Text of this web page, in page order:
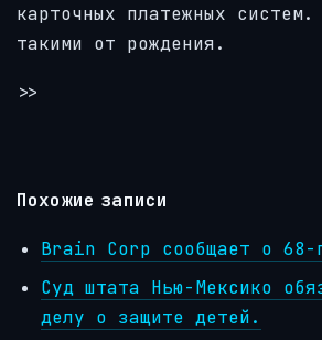
карточных платежных
такими от рождения.
>>
Похожие записи
Brain Corp сообщает о 68-
Суд штата Нью-Мексико
делу о защите детей.